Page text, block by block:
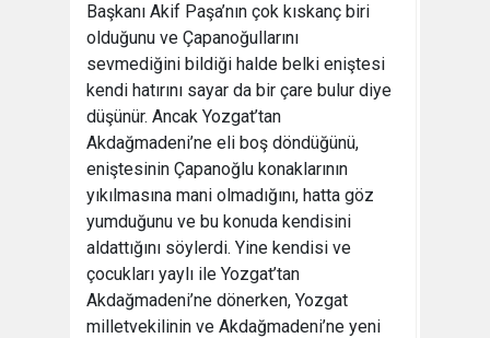
Başkanı Akif Paşa’nın çok kıskanç biri
olduğunu ve Çapanoğullarını
sevmediğini bildiği halde belki eniştesi
kendi hatırını sayar da bir çare bulur diye
düşünür. Ancak Yozgat’tan
Akdağmadeni’ne eli boş döndüğünü,
eniştesinin Çapanoğlu konaklarının
yıkılmasına mani olmadığını, hatta göz
yumduğunu ve bu konuda kendisini
aldattığını söylerdi. Yine kendisi ve
çocukları yaylı ile Yozgat’tan
Akdağmadeni’ne dönerken, Yozgat
milletvekilinin ve Akdağmadeni’ne yeni